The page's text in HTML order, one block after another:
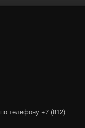
по телефону +7 (812)